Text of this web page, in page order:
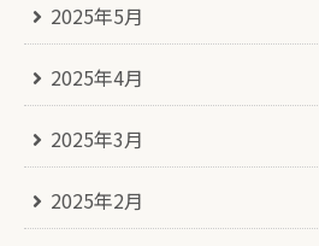
2025年5月
2025年4月
2025年3月
2025年2月